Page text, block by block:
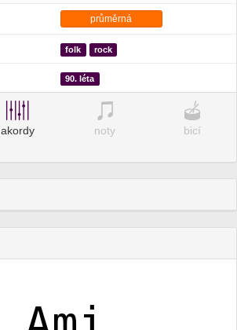
průměrná
folk rock
90. léta
akordy noty bicí